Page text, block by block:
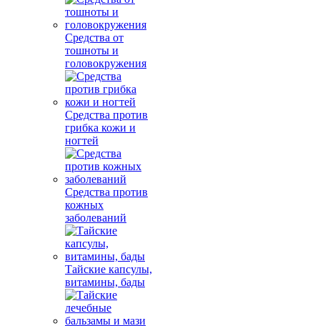
Средства от
тошноты и
головокружения
Средства против
грибка кожи и
ногтей
Средства против
кожных
заболеваний
Тайские капсулы,
витамины, бады